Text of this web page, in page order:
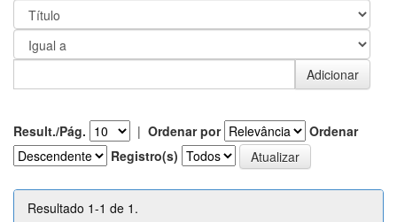
Result./Pág. | Ordenar por
Ordenar
Registro(s)
Resultado 1-1 de 1.